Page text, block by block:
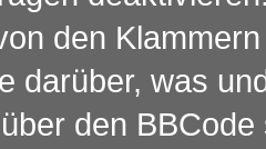
den
darüber, was
den